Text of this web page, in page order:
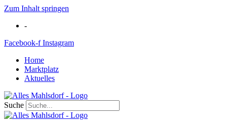
Zum Inhalt springen
-
Facebook-f Instagram
Home
Marktplatz
Aktuelles
Suche